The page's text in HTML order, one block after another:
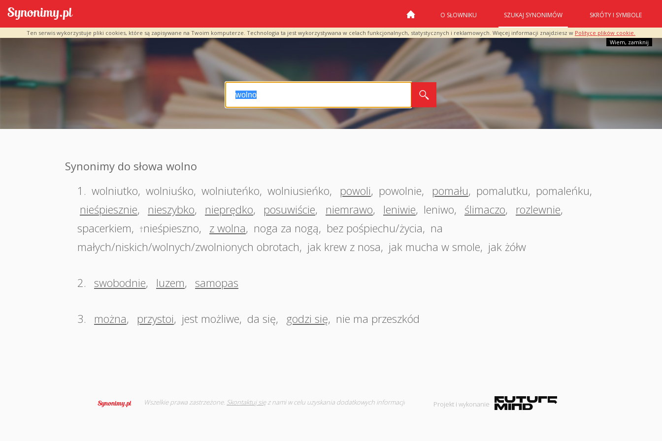
Ten serwis wykorzystuje pliki cookies, które są zapisywane na Twoim komputerze. Technologia ta jest wykorzystywana w celach funkcjonalnych, statystycznych i reklamowych. Więcej informacji znajdziesz w Polityce plików cookie.
Wiem, zamknij
O SŁOWNIKU SZUKAJ SYNONIMÓW SKRÓTY I SYMBOLE
Synonimy do słowa wolno
1. wolniutko, wolniuśko, wolniuteńko, wolniusieńko, powoli, powolnie, pomału, pomalutku, pomaleńku,
nieśpiesznie, nieszybko, nieprędko, posuwiście, niemrawo, leniwie, leniwo, ślimaczo, rozlewnie,
spacerkiem, †nieśpieszno, z wolna, noga za nogą, bez pośpiechu/życia, na
małych/niskich/wolnych/zwolnionych obrotach, jak krew z nosa, jak mucha w smole, jak żółw
2. swobodnie, luzem, samopas
3. można, przystoi, jest możliwe, da się, godzi się, nie ma przeszkód
Wszelkie prawa zastrzeżone. Skontaktuj sięz nami w celu uzyskania dodatkowych informacji Projekt i wykonanie